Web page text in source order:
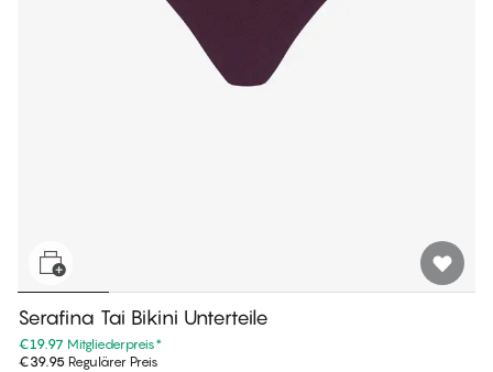
Serafina Tai Bikini Unterteile
€19.97 Mitgliederpreis*
€39.95 Regulärer Preis